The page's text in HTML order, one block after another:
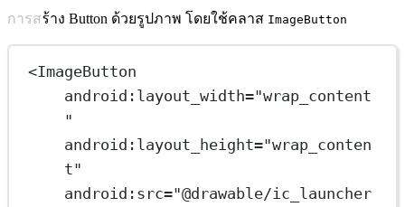
การสร้าง Button ด้วยรูปภาพ โดยใช้คลาส ImageButton
<ImageButton
android:layout_width="wrap_content
"
android:layout_height="wrap_conten
t"
android:src="@drawable/ic_launcher